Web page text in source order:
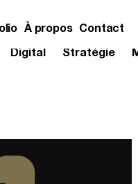
À propos Contact
Digital Stratégie